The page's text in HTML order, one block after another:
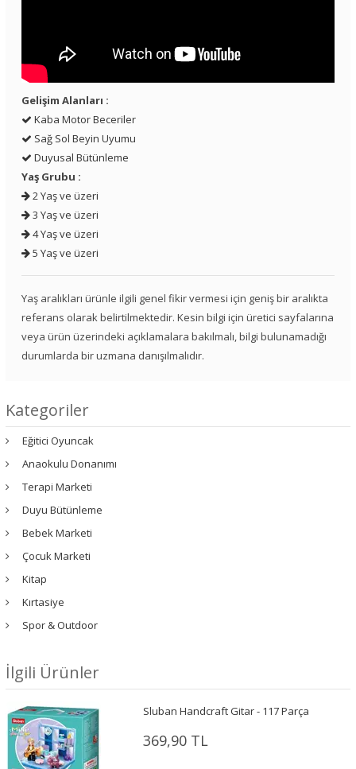
Gelişim Alanları :
Kaba Motor Beceriler
Sağ Sol Beyin Uyumu
Duyusal Bütünleme
Yaş Grubu :
2 Yaş ve üzeri
3 Yaş ve üzeri
4 Yaş ve üzeri
5 Yaş ve üzeri
Yaş aralıkları ürünle ilgili genel fikir vermesi için geniş bir aralıkta
referans olarak belirtilmektedir. Kesin bilgi için üretici sayfalarına
veya ürün üzerindeki açıklamalara bakılmalı, bilgi bulunamadığı
durumlarda bir uzmana danışılmalıdır.
Kategoriler
Eğitici Oyuncak
Anaokulu Donanımı
Terapi Marketi
Duyu Bütünleme
Bebek Marketi
Çocuk Marketi
Kitap
Kırtasiye
Spor & Outdoor
İlgili Ürünler
Sluban Handcraft Gitar - 117 Parça
369,90 TL